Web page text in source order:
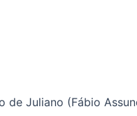
Juliano (Fábio